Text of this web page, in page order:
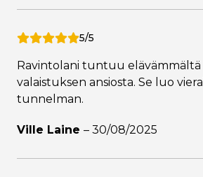
5/5
Ravintolani tuntuu elävämmältä
valaistuksen ansiosta. Se luo
tunnelman.
Ville Laine – 30/08/2025